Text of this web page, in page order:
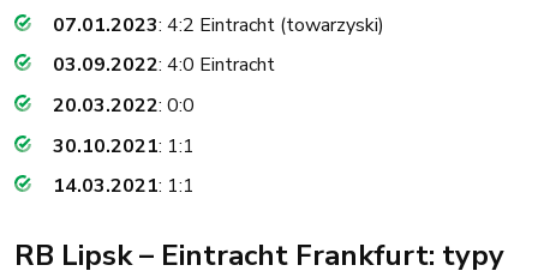
07.01.2023: 4:2 Eintracht (towarzyski)
03.09.2022: 4:0 Eintracht
20.03.2022: 0:0
30.10.2021: 1:1
14.03.2021: 1:1
RB Lipsk – Eintracht Frankfurt: typy